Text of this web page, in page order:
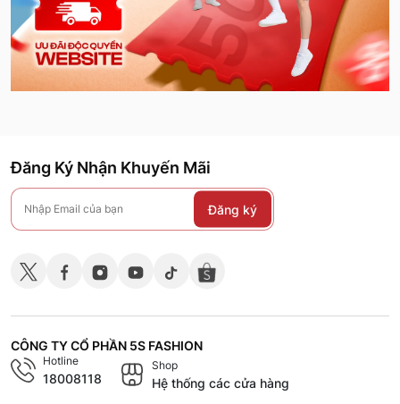
Đăng Ký Nhận Khuyến Mãi
Đăng ký
CÔNG TY CỔ PHẦN 5S FASHION
Hotline
18008118
Shop
Hệ thống các cửa hàng